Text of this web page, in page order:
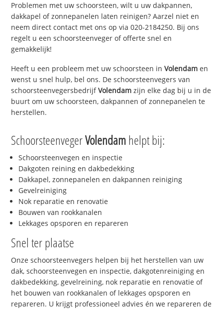
Problemen met uw schoorsteen, wilt u uw dakpannen,
dakkapel of zonnepanelen laten reinigen? Aarzel niet en
neem direct contact met ons op via 020-2184250. Bij ons
regelt u een schoorsteenveger of offerte snel en
gemakkelijk!
Heeft u een probleem met uw schoorsteen inVolendam en
wenst u snel hulp, bel ons. De schoorsteenvegers van
schoorsteenvegersbedrijfVolendam zijn elke dag bij u in de
buurt om uw schoorsteen, dakpannen of zonnepanelen te
herstellen.
SchoorsteenvegerVolendamhelpt bij:
Schoorsteenvegen en inspectie
Dakgoten reining en dakbedekking
Dakkapel, zonnepanelen en dakpannen reiniging
Gevelreiniging
Nok reparatie en renovatie
Bouwen van rookkanalen
Lekkages opsporen en repareren
Snel ter plaatse
Onze schoorsteenvegers helpen bij het herstellen van uw
dak, schoorsteenvegen en inspectie, dakgotenreiniging en
dakbedekking, gevelreining, nok reparatie en renovatie of
het bouwen van rookkanalen of lekkages opsporen en
repareren. U krijgt professioneel advies én we repareren de